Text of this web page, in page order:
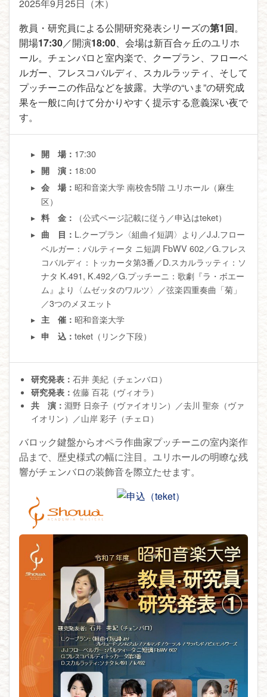
2025年9月25日（木）
教員・研究員による公開研究発表シリーズの第1回。
開場17:30／開演18:00、会場は新百合ヶ丘のユリホ
ール。チェンバロと室内楽で、クープラン、フローベ
ルガー、フレスコバルディ、スカルラッティ、そして
プッチーニの作品などを披露。大学の“いま”の研究成
果を一般に向けて分かりやすく提示する意義深い夜で
す。
開 場： 17:30
開 演： 18:00
会 場： 昭和音楽大学 南校舎5階 ユリホール（麻生
区）
料 金： （公式ページ記載に従う／申込はteket）
曲 目： L.クープラン〈組曲イ短調〉より／J.J.フロー
ベルガー：パルティータ ニ短調 FbWV 602／G.フレス
コバルディ：トッカータ第3番／D.スカルラッティ：ソ
ナタ K.491, K.492／G.プッチーニ：歌劇『ラ・ボエー
ム』より〈ムゼッタのワルツ〉／弦楽四重奏曲「菊」
／3つのメヌエット
主 催： 昭和音楽大学
申 込：teket（リンク下段）
研究発表： 石井 美紀（チェンバロ）
研究発表： 佐藤 百花（ヴィオラ）
共 演： 淵野 日奈子（ヴァイオリン）／去川 聖奈（ヴァ
イオリン）／山岸 彩子（チェロ）
バロック鍵盤からオペラ作曲家プッチーニの室内楽作
品まで、歴史様式の幅に注目。ユリホールの明瞭な残
響がチェンバロの装飾音を際立たせます。